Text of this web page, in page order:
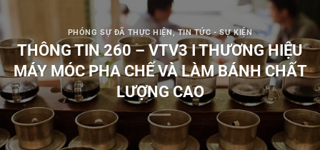
PHÓNG SỰ ĐÃ THỰC HIỆN,TIN TỨC - SỰ KIỆN
THÔNG TIN 260 – VTV3 I THƯƠNG HIỆU
MÁY MÓC PHA CHẾ VÀ LÀM BÁNH CHẤT
LƯỢNG CAO